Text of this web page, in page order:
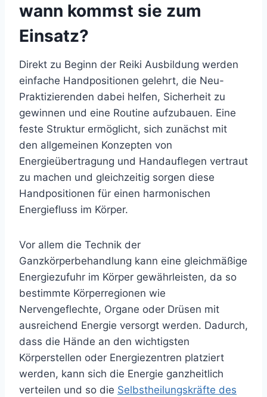
wann kommst sie zum
Einsatz?
Direkt zu Beginn der Reiki Ausbildung werden
einfache Handpositionen gelehrt, die Neu-
Praktizierenden dabei helfen, Sicherheit zu
gewinnen und eine Routine aufzubauen. Eine
feste Struktur ermöglicht, sich zunächst mit
den allgemeinen Konzepten von
Energieübertragung und Handauflegen vertraut
zu machen und gleichzeitig sorgen diese
Handpositionen für einen harmonischen
Energiefluss im Körper.
Vor allem die Technik der
Ganzkörperbehandlung kann eine gleichmäßige
Energiezufuhr im Körper gewährleisten, da so
bestimmte Körperregionen wie
Nervengeflechte, Organe oder Drüsen mit
ausreichend Energie versorgt werden. Dadurch,
dass die Hände an den wichtigsten
Körperstellen oder Energiezentren platziert
werden, kann sich die Energie ganzheitlich
verteilen und so die Selbstheilungskräfte des